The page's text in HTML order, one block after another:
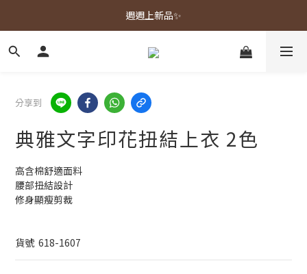
春夏新品上市🌿
週週上新品✨
春夏新品上市🌿
分享到
典雅文字印花扭結上衣 2色
高含棉舒適面料
腰部扭結設計
修身顯瘦剪裁
貨號  618-1607